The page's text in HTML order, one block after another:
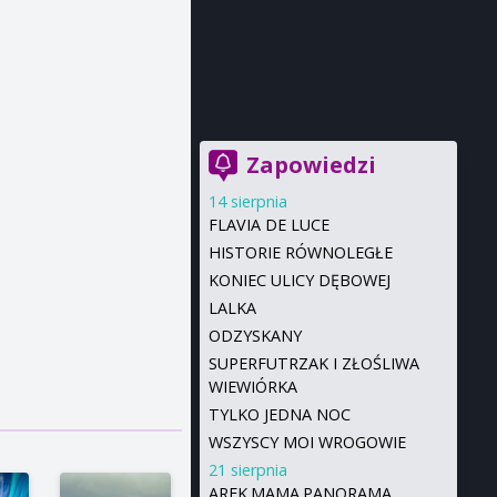
Zapowiedzi
14 sierpnia
FLAVIA DE LUCE
HISTORIE RÓWNOLEGŁE
KONIEC ULICY DĘBOWEJ
LALKA
ODZYSKANY
SUPERFUTRZAK I ZŁOŚLIWA
WIEWIÓRKA
TYLKO JEDNA NOC
WSZYSCY MOI WROGOWIE
21 sierpnia